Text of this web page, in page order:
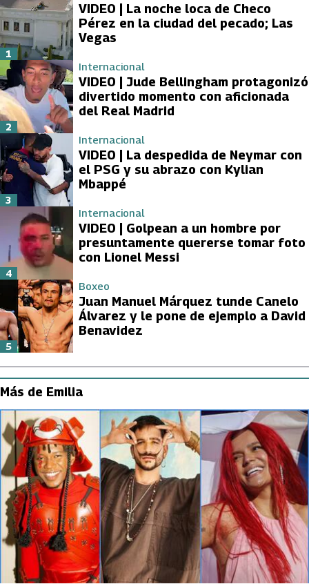
VIDEO | La noche loca de Checo
Pérez en la ciudad del pecado; Las
Vegas
1
Internacional
VIDEO | Jude Bellingham protagonizó
divertido momento con aficionada
del Real Madrid
2
Internacional
VIDEO | La despedida de Neymar con
el PSG y su abrazo con Kylian
Mbappé
3
Internacional
VIDEO | Golpean a un hombre por
presuntamente quererse tomar foto
con Lionel Messi
4
Boxeo
Juan Manuel Márquez tunde Canelo
Álvarez y le pone de ejemplo a David
Benavidez
5
Más de Emilia